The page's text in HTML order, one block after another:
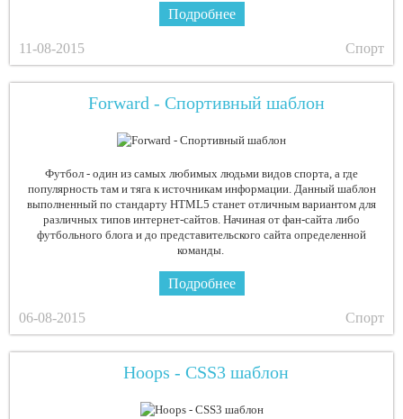
Подробнее
11-08-2015 Спорт
Forward - Спортивный шаблон
Футбол - один из самых любимых людьми видов спорта, а где
популярность там и тяга к источникам информации. Данный шаблон
выполненный по стандарту HTML5 станет отличным вариантом для
различных типов интернет-сайтов. Начиная от фан-сайта либо
футбольного блога и до представительского сайта определенной
команды.
Подробнее
06-08-2015 Спорт
Hoops - CSS3 шаблон